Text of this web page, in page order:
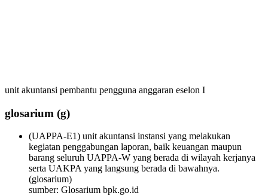
unit akuntansi pembantu pengguna anggaran eselon I
glosarium (g)
(UAPPA-E1) unit akuntansi instansi yang melakukan
kegiatan penggabungan laporan, baik keuangan maupun
barang seluruh UAPPA-W yang berada di wilayah kerjanya
serta UAKPA yang langsung berada di bawahnya.
(glosarium)
sumber: Glosarium bpk.go.id